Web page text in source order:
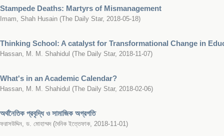
Stampede Deaths: Martyrs of Mismanagement
Imam, Shah Husain (The Daily Star, 2018-05-18)
Thinking School: A catalyst for Transformational Change in
Hassan, M. M. Shahidul (The Daily Star, 2018-11-07)
What's in an Academic Calendar?
Hassan, M. M. Shahidul (The Daily Star, 2018-02-06)
অর্থনৈতিক প্রবৃদ্ধি ও সামাজিক অগ্রগতি
ফরাসউদ্দিন, ড. মোহাম্মদ (দৈনিক ইত্তেফাক, 2018-11-01)